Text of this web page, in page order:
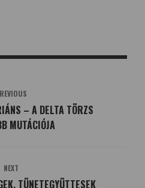
– A DELTA TÖRZS
MUTÁCIÓJA
NEXT
TÜNETEGYÜTTESEK